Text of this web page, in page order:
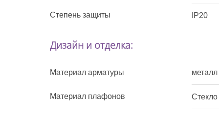
Степень защиты IP20
Дизайн и отделка:
Материал арматуры металл
Материал плафонов Стекло